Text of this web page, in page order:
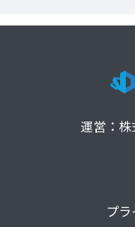
運営：
プ